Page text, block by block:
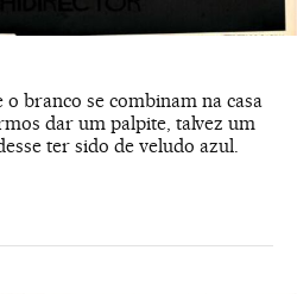
branco se combinam na casa
dar um palpite, talvez um
ter sido de veludo azul.